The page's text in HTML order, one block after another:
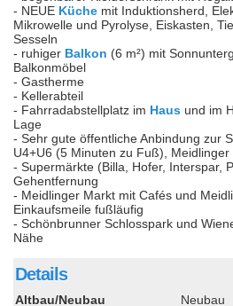
- NEUE Küche mit Induktionsherd,
Mikrowelle und Pyrolyse, Eiskasten,
Sesseln
- ruhiger Balkon (6 m²) mit
Balkonmöbel
- Gastherme
- Kellerabteil
- Fahrradabstellplatz im Haus und im
Lage
- Sehr gute öffentliche Anbindung zur
U4+U6 (5 Minuten zu Fuß),
- Supermärkte (Billa, Hofer, Interspar,
Gehentfernung
- Meidlinger Markt mit Cafés und
Einkaufsmeile fußläufig
- Schönbrunner Schlosspark und
Nähe
Details
Altbau/Neubau
Neubau